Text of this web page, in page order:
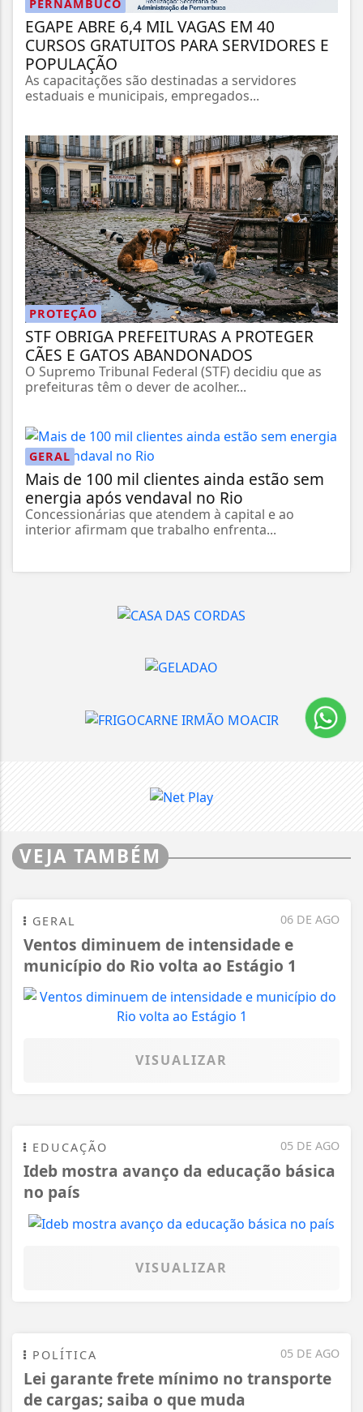
PERNAMBUCO
EGAPE ABRE 6,4 MIL VAGAS EM 40
CURSOS GRATUITOS PARA SERVIDORES E
POPULAÇÃO
As capacitações são destinadas a servidores
estaduais e municipais, empregados...
PROTEÇÃO
STF OBRIGA PREFEITURAS A PROTEGER
CÃES E GATOS ABANDONADOS
O Supremo Tribunal Federal (STF) decidiu que as
prefeituras têm o dever de acolher...
GERAL
Mais de 100 mil clientes ainda estão sem
energia após vendaval no Rio
Concessionárias que atendem à capital e ao
interior afirmam que trabalho enfrenta...
VEJA TAMBÉM
06 DE AGO
GERAL
Ventos diminuem de intensidade e
município do Rio volta ao Estágio 1
VISUALIZAR
05 DE AGO
EDUCAÇÃO
Ideb mostra avanço da educação básica
no país
VISUALIZAR
05 DE AGO
POLÍTICA
Lei garante frete mínimo no transporte
de cargas; saiba o que muda